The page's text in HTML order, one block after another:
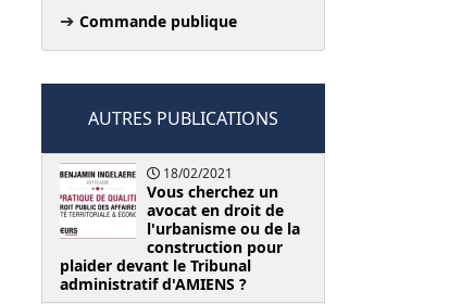
Commande publique
AUTRES PUBLICATIONS
18/02/2021
Vous cherchez un
avocat en droit de
l'urbanisme ou de la
construction pour
plaider devant le Tribunal
administratif d'AMIENS ?